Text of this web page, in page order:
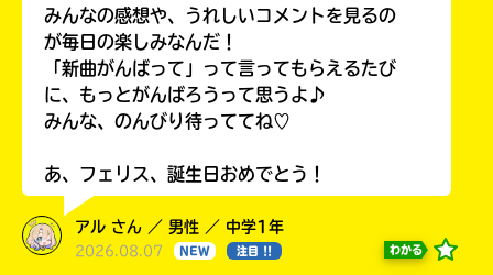
みんなの感想や、うれしいコメントを見るの
が毎日の楽しみなんだ！
「新曲がんばって」って言ってもらえるたび
に、もっとがんばろうって思うよ♪
みんな、のんびり待っててね♡
あ、フェリス、誕生日おめでとう！
アル さん ／ 男性 ／ 中学1年
2026.08.07 NEW 注目 !! わかる